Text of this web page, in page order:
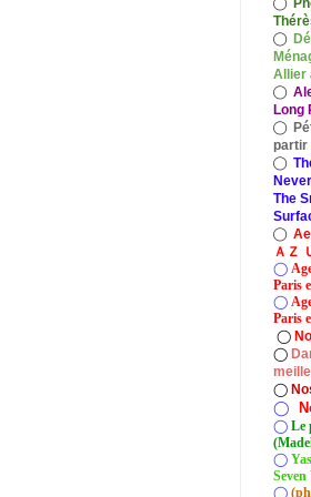
◯
Allier
◯
Long
◯
partir
◯
The
◯
ＡＺ
◯
Paris
◯
Paris
◯
◯
◯
◯
◯ Le
◯
◯